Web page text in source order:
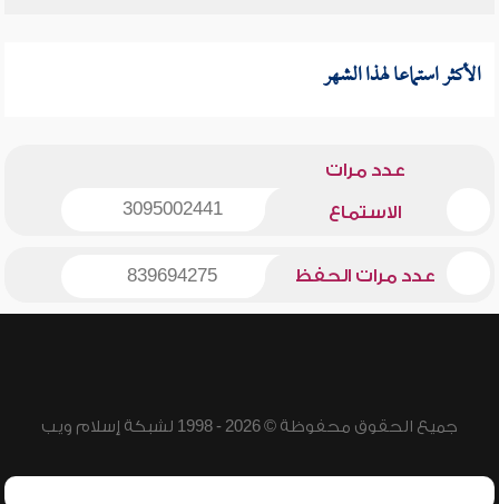
الأكثر استماعا لهذا الشهر
عدد مرات
الاستماع 3095002441
عدد مرات الحفظ 839694275
جميع الحقوق محفوظة © 2026 - 1998 لشبكة إسلام ويب